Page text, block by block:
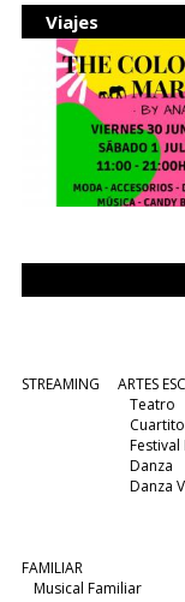
Viajes
STREAMING
ARTES
Teatro
Danza
Danza
FAMILIAR
Musical Familiar